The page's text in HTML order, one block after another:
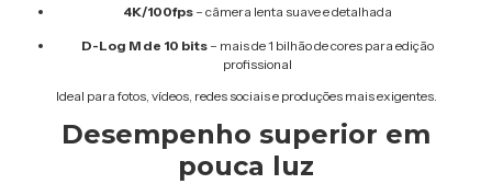
4K/100fps– câmera lenta suave e detalhada
D-Log M de 10 bits– mais de 1 bilhão de cores para edição
profissional
Ideal para fotos, vídeos, redes sociais e produções mais exigentes.
Desempenho superior em
pouca luz